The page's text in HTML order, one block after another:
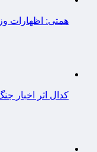
همتی: اظهارات
کدال اثر اخبار